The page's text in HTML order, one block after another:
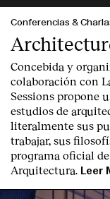
Conferencias &
Concebida y
colaboración con
Sessions propone
estudios de
literalmente sus
trabajar, sus
programa oficial
Arquitectura. Leer